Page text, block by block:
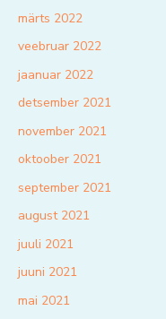
märts 2022
veebruar 2022
jaanuar 2022
detsember 2021
november 2021
oktoober 2021
september 2021
august 2021
juuli 2021
juuni 2021
mai 2021